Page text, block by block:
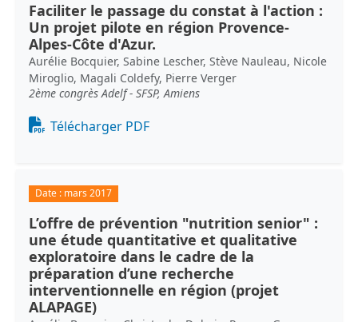
Faciliter le passage du constat à l'action :
Un projet pilote en région Provence-
Alpes-Côte d'Azur.
Aurélie Bocquier, Sabine Lescher, Stève Nauleau, Nicole
Miroglio, Magali Coldefy, Pierre Verger
2ème congrès Adelf - SFSP, Amiens
Document
Télécharger PDF
Date : mars 2017
L’offre de prévention "nutrition senior" :
une étude quantitative et qualitative
exploratoire dans le cadre de la
préparation d’une recherche
interventionnelle en région (projet
ALAPAGE)